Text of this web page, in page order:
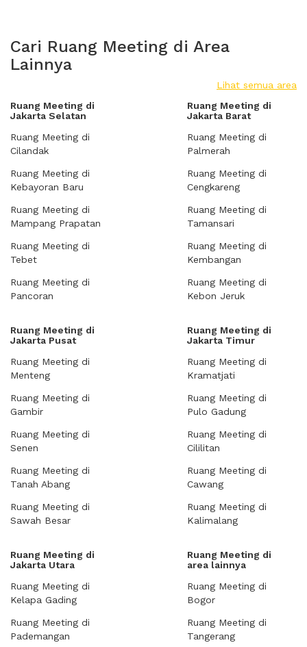
Cari Ruang Meeting di Area
Lainnya
Lihat semua area
Ruang Meeting di
Jakarta Selatan
Ruang Meeting di
Cilandak
Ruang Meeting di
Kebayoran Baru
Ruang Meeting di
Mampang Prapatan
Ruang Meeting di
Tebet
Ruang Meeting di
Pancoran
Ruang Meeting di
Jakarta Barat
Ruang Meeting di
Palmerah
Ruang Meeting di
Cengkareng
Ruang Meeting di
Tamansari
Ruang Meeting di
Kembangan
Ruang Meeting di
Kebon Jeruk
Ruang Meeting di
Jakarta Pusat
Ruang Meeting di
Menteng
Ruang Meeting di
Gambir
Ruang Meeting di
Senen
Ruang Meeting di
Tanah Abang
Ruang Meeting di
Sawah Besar
Ruang Meeting di
Jakarta Timur
Ruang Meeting di
Kramatjati
Ruang Meeting di
Pulo Gadung
Ruang Meeting di
Cililitan
Ruang Meeting di
Cawang
Ruang Meeting di
Kalimalang
Ruang Meeting di
Jakarta Utara
Ruang Meeting di
Kelapa Gading
Ruang Meeting di
Pademangan
Ruang Meeting di
area lainnya
Ruang Meeting di
Bogor
Ruang Meeting di
Tangerang